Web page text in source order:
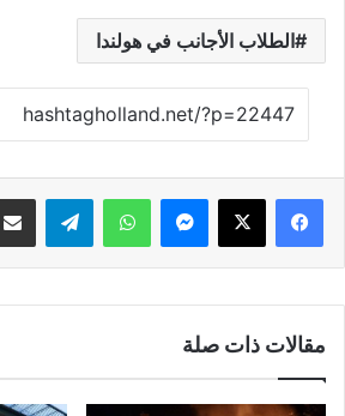
الطلاب الأجانب في هولندا
فيسبوك ‫X ماسنجر واتساب تيلقرام
مقالات ذات صلة